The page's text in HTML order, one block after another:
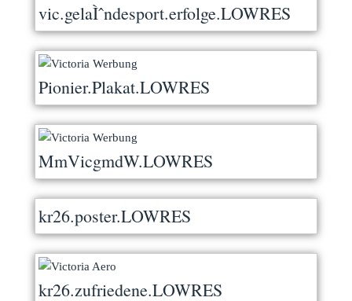
vic.gelaÌˆndesport.erfolge.LOWRES
Pionier.Plakat.LOWRES
MmVicgmdW.LOWRES
kr26.poster.LOWRES
kr26.zufriedene.LOWRES